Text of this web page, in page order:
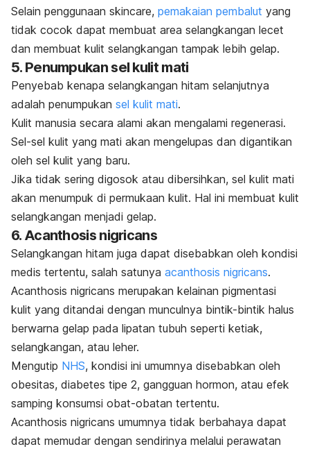
Selain penggunaan skincare, pemakaian pembalut yang
tidak cocok dapat membuat area selangkangan lecet
dan membuat kulit selangkangan tampak lebih gelap.
5. Penumpukan sel kulit mati
Penyebab kenapa selangkangan hitam selanjutnya
adalah penumpukan sel kulit mati.
Kulit manusia secara alami akan mengalami regenerasi.
Sel-sel kulit yang mati akan mengelupas dan digantikan
oleh sel kulit yang baru.
Jika tidak sering digosok atau dibersihkan, sel kulit mati
akan menumpuk di permukaan kulit. Hal ini membuat kulit
selangkangan menjadi gelap.
6. Acanthosis nigricans
Selangkangan hitam juga dapat disebabkan oleh kondisi
medis tertentu, salah satunya acanthosis nigricans.
Acanthosis nigricans merupakan kelainan pigmentasi
kulit yang ditandai dengan munculnya bintik-bintik halus
berwarna gelap pada lipatan tubuh seperti ketiak,
selangkangan, atau leher.
Mengutip NHS, kondisi ini umumnya disebabkan oleh
obesitas, diabetes tipe 2, gangguan hormon, atau efek
samping konsumsi obat-obatan tertentu.
Acanthosis nigricans umumnya tidak berbahaya dapat
dapat memudar dengan sendirinya melalui perawatan